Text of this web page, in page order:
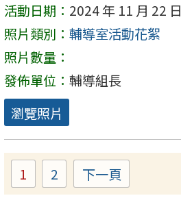
活動日期： 2024 年 11 月 22 日
照片類別： 輔導室活動花絮
照片數量：
發佈單位： 輔導組長
瀏覽照片
Page
1 Page
2 下一頁